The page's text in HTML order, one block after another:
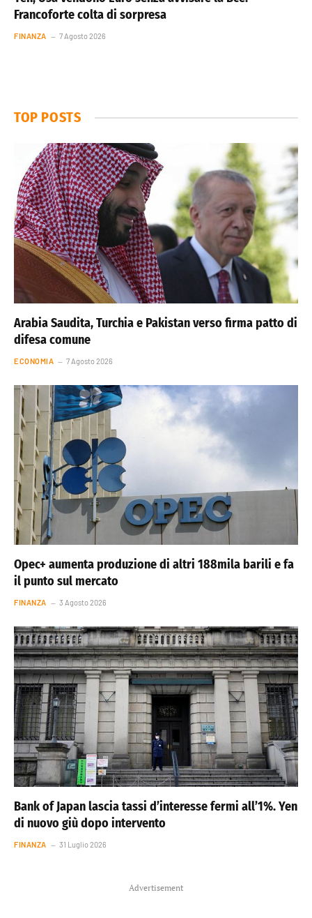
Francoforte colta di sorpresa
FINANZA 7 Agosto 2026
TOP POSTS
Arabia Saudita, Turchia e Pakistan verso firma patto di
difesa comune
ECONOMIA 7 Agosto 2026
Opec+ aumenta produzione di altri 188mila barili e fa
il punto sul mercato
FINANZA 3 Agosto 2026
Bank of Japan lascia tassi d’interesse fermi all’1%. Yen
di nuovo giù dopo intervento
FINANZA 31 Luglio 2026
Advertisement